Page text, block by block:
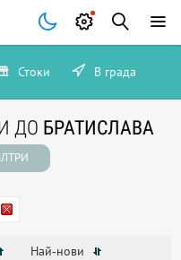
Стоки В града
ДО БРАТИСЛАВА
Най-нови